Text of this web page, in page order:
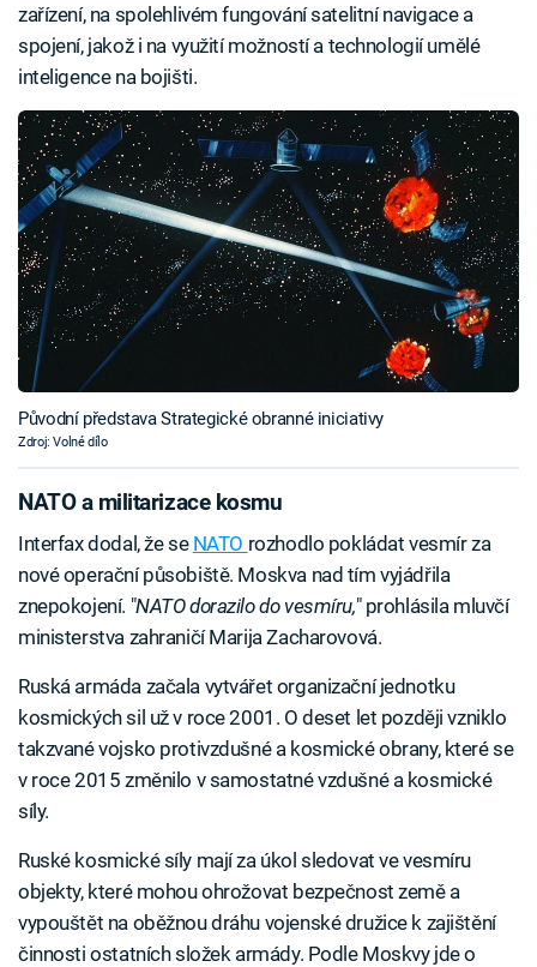
zařízení, na spolehlivém fungování satelitní navigace a
spojení, jakož i na využití možností a technologií umělé
inteligence na bojišti.
Původní představa Strategické obranné iniciativy
Zdroj: Volné dílo
NATO a militarizace kosmu
Interfax dodal, že se NATO rozhodlo pokládat vesmír za
nové operační působiště. Moskva nad tím vyjádřila
znepokojení. "NATO dorazilo do vesmíru," prohlásila mluvčí
ministerstva zahraničí Marija Zacharovová.
Ruská armáda začala vytvářet organizační jednotku
kosmických sil už v roce 2001. O deset let později vzniklo
takzvané vojsko protivzdušné a kosmické obrany, které se
v roce 2015 změnilo v samostatné vzdušné a kosmické
síly.
Ruské kosmické síly mají za úkol sledovat ve vesmíru
objekty, které mohou ohrožovat bezpečnost země a
vypouštět na oběžnou dráhu vojenské družice k zajištění
činnosti ostatních složek armády. Podle Moskvy jde o